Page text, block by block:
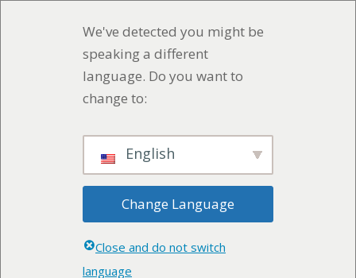
We've detected you might be
speaking a different
language. Do you want to
change to:
English
Change Language
Close and do not switch
language